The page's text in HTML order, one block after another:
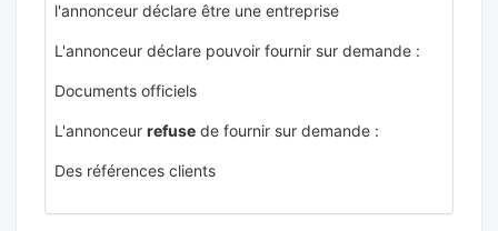
l'annonceur déclare être une entreprise
L'annonceur déclare pouvoir fournir sur demande :
Documents officiels
L'annonceur refuse de fournir sur demande :
Des références clients